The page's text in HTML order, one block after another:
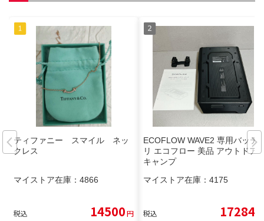
ティファニー スマイル ネッ
クレス
マイストア在庫： 4866
税込 14500円
ECOFLOW WAVE2 専用バッテ
リ エコフロー 美品 アウトドア
キャンプ
マイストア在庫： 4175
税込 17284